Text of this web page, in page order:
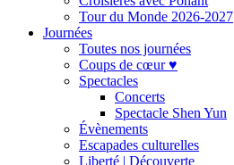
Tour du Monde 2026-2027
Journées
Toutes nos journées
Coups de cœur ♥
Spectacles
Concerts
Spectacle Shen Yun
Évènements
Escapades culturelles
Liberté | Découverte